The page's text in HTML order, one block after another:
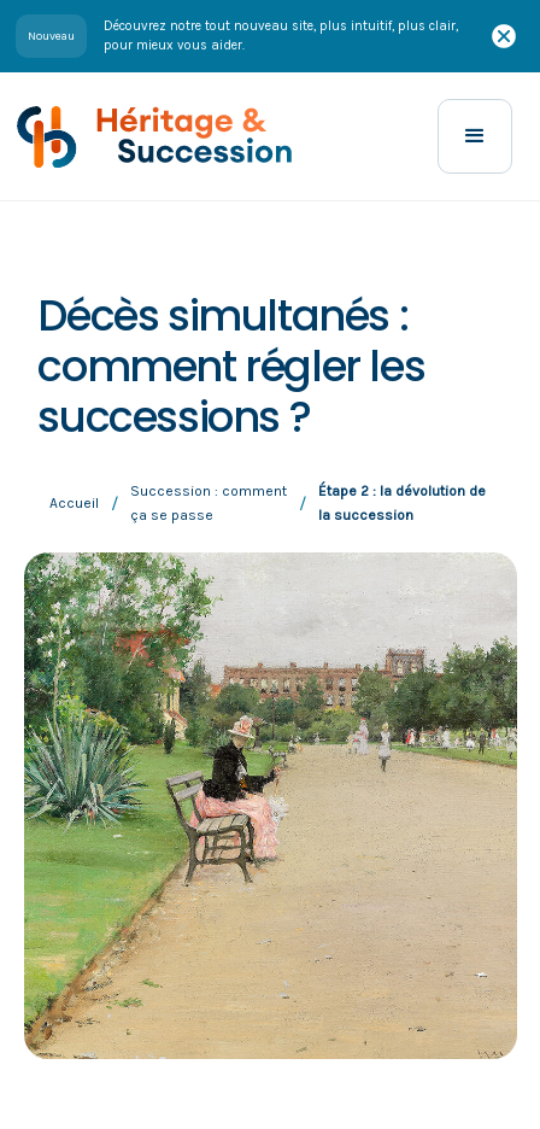
Nouveau
Découvrez notre tout nouveau site, plus intuitif, plus clair,
pour mieux vous aider.
Décès simultanés :
comment régler les
successions ?
Accueil /
Succession : comment
ça se passe
/
Étape 2 : la dévolution de
la succession